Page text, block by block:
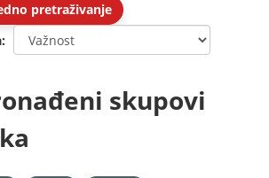
pretraživanje
skupovi